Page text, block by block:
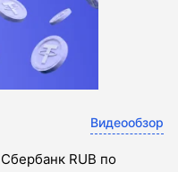
Видеообзор
RUB по